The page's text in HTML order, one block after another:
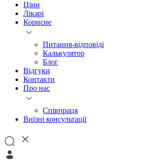
Ціни
Лікарі
Корисне
Питання-відповіді
Калькулятор
Блог
Відгуки
Контакти
Про нас
Співпраця
Виїзні консультації